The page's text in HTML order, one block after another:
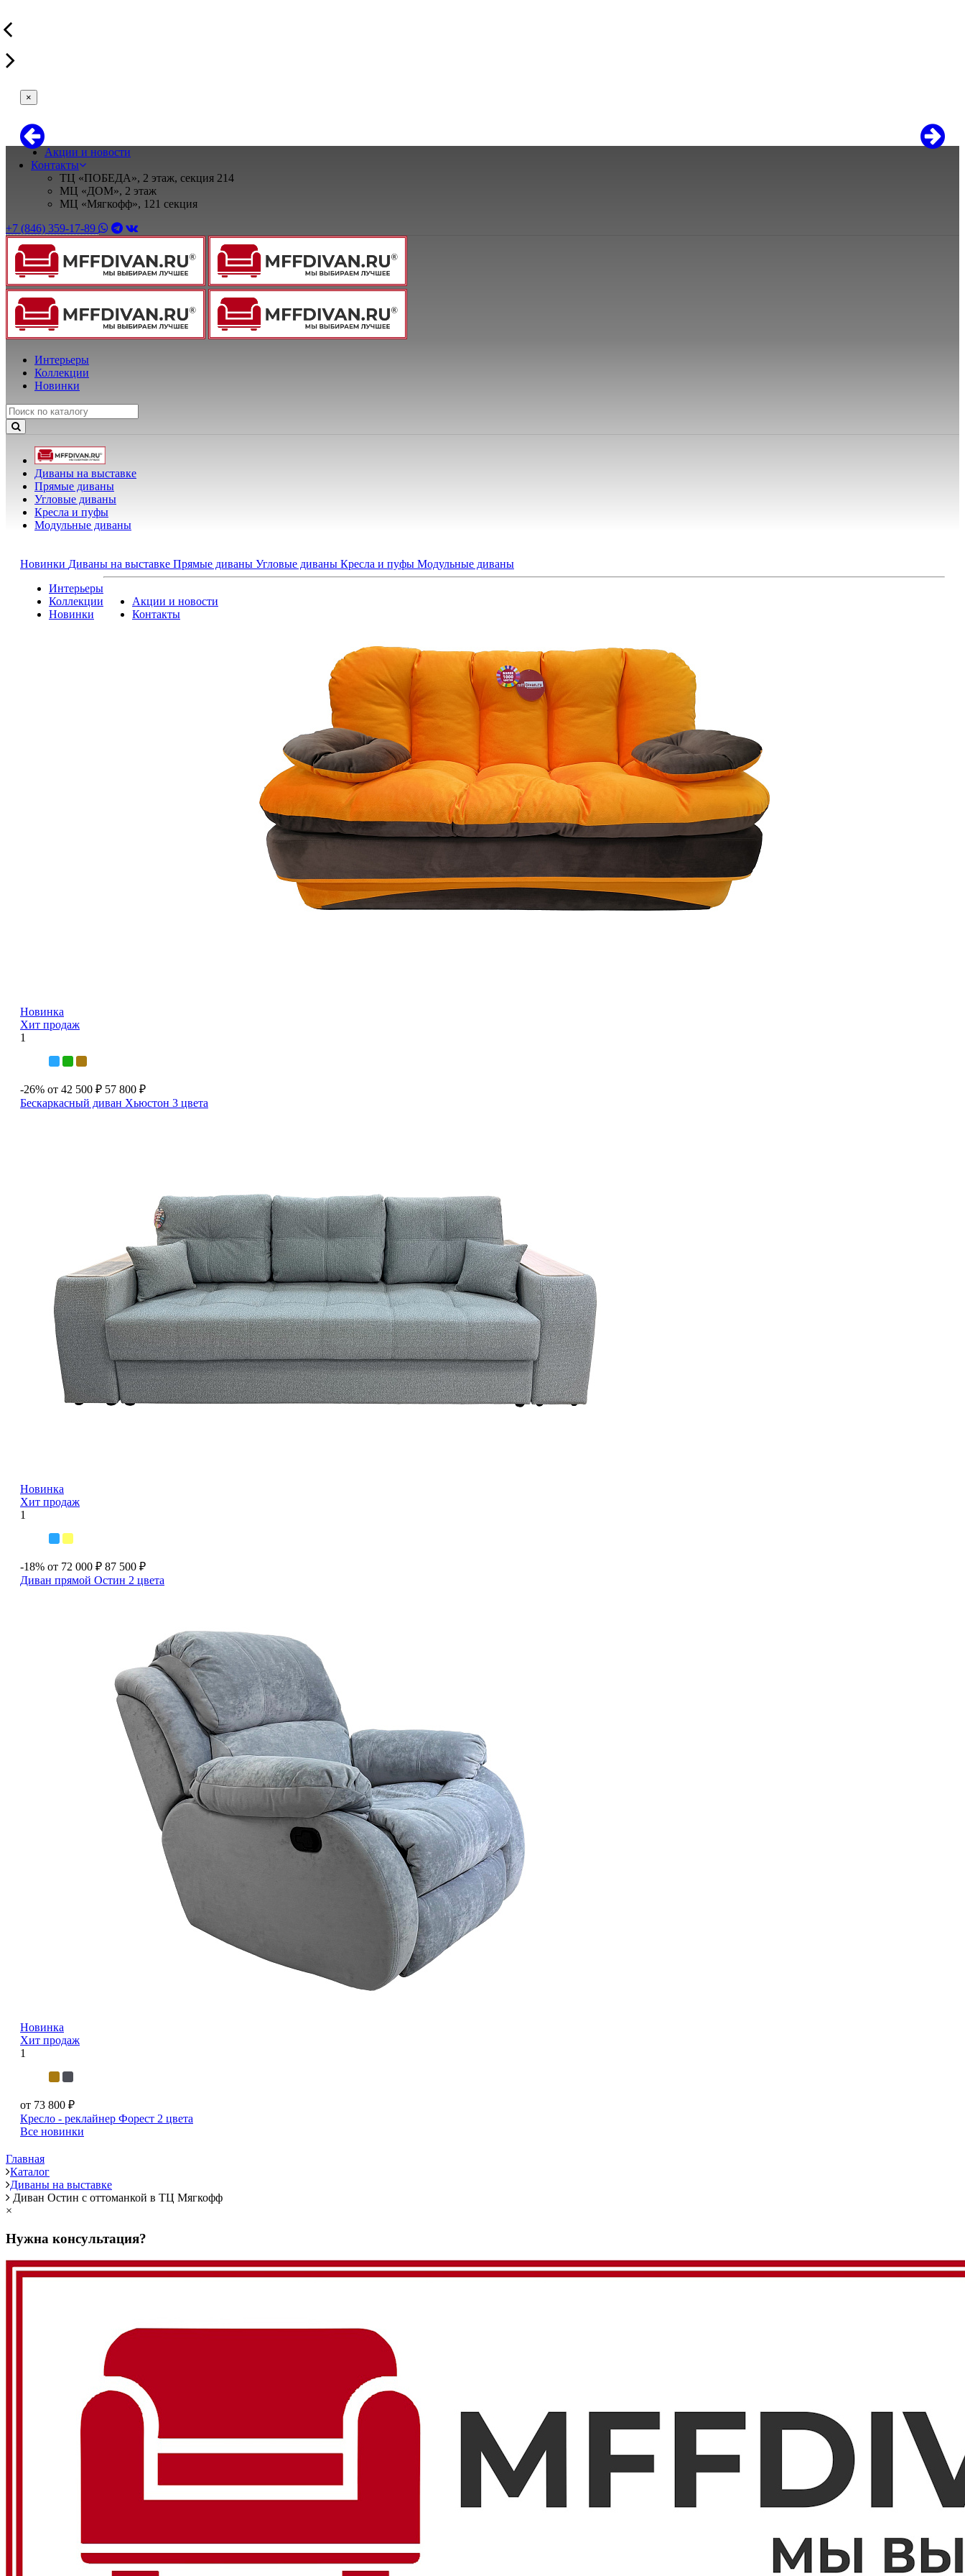
×
Акции и новости
Контакты
ТЦ «ПОБЕДА», 2 этаж, секция 214
МЦ «ДОМ», 2 этаж
МЦ «Мягкофф», 121 секция
+7 (846) 359-17-89
Интерьеры
Коллекции
Новинки
Диваны на выставке
Прямые диваны
Угловые диваны
Кресла и пуфы
Модульные диваны
Новинки Диваны на выставке Прямые диваны Угловые диваны Кресла и пуфы Модульные диваны
Интерьеры
Коллекции
Новинки
Акции и новости
Контакты
Новинка
Хит продаж
1
-26% от 42 500 ₽ 57 800 ₽
Бескаркасный диван Хьюстон 3 цвета
Новинка
Хит продаж
1
-18% от 72 000 ₽ 87 500 ₽
Диван прямой Остин 2 цвета
Новинка
Хит продаж
1
от 73 800 ₽
Кресло - реклайнер Форест 2 цвета
Все новинки
Главная
Каталог
Диваны на выставке
Диван Остин с оттоманкой в ТЦ Мягкофф
×
Нужна консультация?